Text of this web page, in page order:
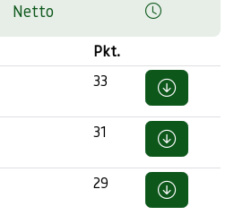
Netto
Pkt.
33
31
29